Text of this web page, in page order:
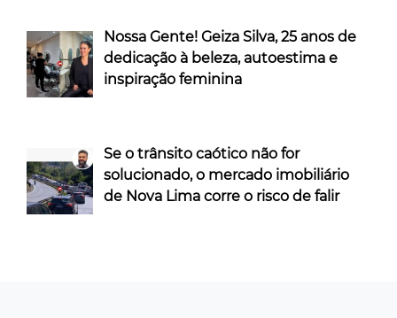
Nossa Gente! Geiza Silva, 25 anos de
dedicação à beleza, autoestima e
inspiração feminina
Se o trânsito caótico não for
solucionado, o mercado imobiliário
de Nova Lima corre o risco de falir